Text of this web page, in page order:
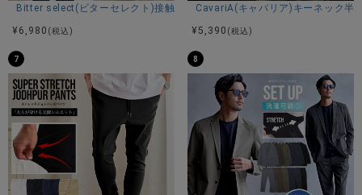
Bitter select(ビターセレクト)接触冷感スーパーストレッチバンドカラー
¥ 6,980 (税込)
CavariA(キャバリア)キーネック半
¥ 5,390 (税込)
7 8